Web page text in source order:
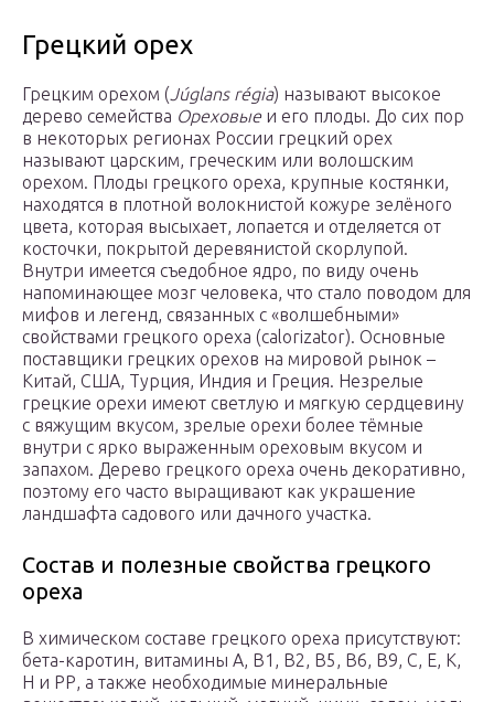
Грецкий орех
Грецким орехом (Júglans régia) называют высокое
дерево семейства Ореховыеи его плоды. До сих пор
в некоторых регионах России грецкий орех
называют царским, греческим или волошским
орехом. Плоды грецкого ореха, крупные костянки,
находятся в плотной волокнистой кожуре зелёного
цвета, которая высыхает, лопается и отделяется от
косточки, покрытой деревянистой скорлупой.
Внутри имеется съедобное ядро, по виду очень
напоминающее мозг человека, что стало поводом для
мифов и легенд, связанных с «волшебными»
свойствами грецкого ореха (calorizator). Основные
поставщики грецких орехов на мировой рынок –
Китай, США, Турция, Индия и Греция. Незрелые
грецкие орехи имеют светлую и мягкую сердцевину
с вяжущим вкусом, зрелые орехи более тёмные
внутри с ярко выраженным ореховым вкусом и
запахом. Дерево грецкого ореха очень декоративно,
поэтому его часто выращивают как украшение
ландшафта садового или дачного участка.
Состав и полезные свойства грецкого
ореха
В химическом составе грецкого ореха присутствуют:
бета-каротин, витамины А, В1, В2, В5, В6, В9, С, Е, К,
Н и РР, а также необходимые минеральные